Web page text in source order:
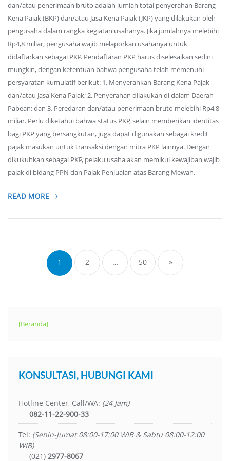
dan/atau penerimaan bruto adalah jumlah total penyerahan Barang
Kena Pajak (BKP) dan/atau Jasa Kena Pajak (JKP) yang dilakukan oleh
pengusaha dalam rangka kegiatan usahanya. Jika jumlahnya melebihi
Rp4,8 miliar, pengusaha wajib melaporkan usahanya untuk
didaftarkan sebagai PKP. Pendaftaran PKP harus diselesaikan sedini
mungkin, dengan ketentuan bahwa pengusaha telah memenuhi
persyaratan kumulatif berikut: 1. Menyerahkan Barang Kena Pajak
dan/atau Jasa Kena Pajak; 2. Penyerahan dilakukan di dalam Daerah
Pabean; dan 3. Peredaran dan/atau penerimaan bruto melebihi Rp4,8
miliar. Perlu diketahui bahwa status PKP, selain memberikan identitas
bagi PKP yang bersangkutan, juga dapat digunakan sebagai kredit
pajak masukan untuk transaksi dengan mitra PKP lainnya. Dengan
dikukuhkan sebagai PKP, pelaku usaha akan memikul kewajiban wajib
pajak di bidang PPN dan Pajak Penjualan atas Barang Mewah.
READ MORE
navigation
1 2 … 50 »
[Beranda]
KONSULTASI, HUBUNGI KAMI
Hotline Center, Call/WA: (24 Jam)
082-11-22-900-33
Tel: (Senin-Jumat 08:00-17:00 WIB & Sabtu 08:00-12:00
WIB)
(021) 2977-8067